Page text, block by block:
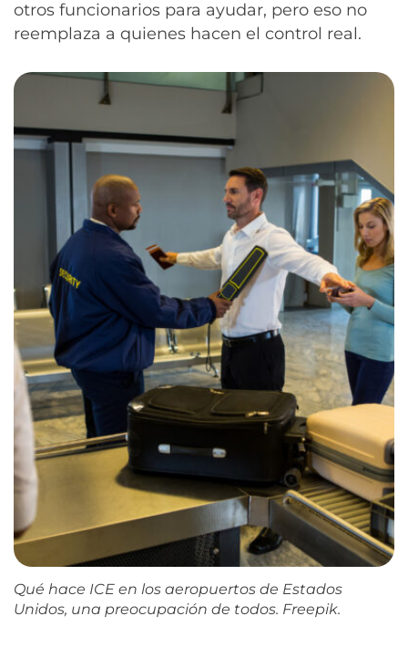
otros funcionarios para ayudar, pero eso no
reemplaza a quienes hacen el control real.
Qué hace ICE en los aeropuertos de Estados
Unidos, una preocupación de todos. Freepik.